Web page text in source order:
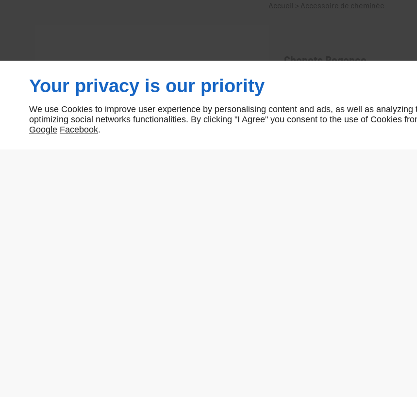
Accueil > Accessoire de cheminée
Chenets Regence
Your privacy is our priority
We use Cookies to improve user experience by personalising content and ads, as well as analyzing
optimizing social networks functionalities. By clicking "I Agree" you consent to the use of Cookies
Google Facebook.